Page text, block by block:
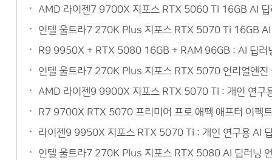
AMD 라이젠7 9700X 지포스 RTX 5060 Ti 16GB AI 딥
인텔 울트라7 270K Plus 지포스 RTX 5070 Ti 16GB AI
R9 9950X + RTX 5080 16GB + RAM 96GB : AI 딥러
인텔 울트라7 270K Plus 지포스 RTX 5070 언리얼엔진
AMD 라이젠9 9900X 지포스 RTX 5070 Ti : 개인 연구
R7 9700X RTX 5070 프리미어 프로 애펙 애프터 이펙
라이젠9 9950X 지포스 RTX 5070 Ti : 개인 연구용 AI
인텔 울트라7 270K Plus 지포스 RTX 5080 AI 딥러닝